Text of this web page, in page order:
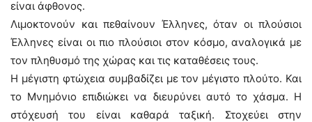
είναι άφθονος.
Λιμοκτονούν και πεθαίνουν Έλληνες, όταν οι πλούσιοι
Έλληνες είναι οι πιο πλούσιοι στον κόσμο, αναλογικά με
τον πληθυσμό της χώρας και τις καταθέσεις τους.
Η μέγιστη φτώχεια συμβαδίζει με τον μέγιστο πλούτο. Και
το Μνημόνιο επιδιώκει να διευρύνει αυτό το χάσμα. Η
στόχευσή του είναι καθαρά ταξική. Στοχεύει στην